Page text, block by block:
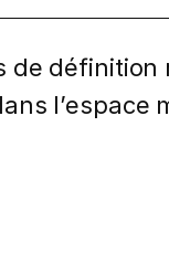
de
l’espace